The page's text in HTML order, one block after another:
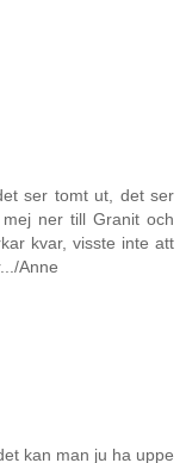
ser tomt ut, det ser
ner till Granit och
kvar, visste inte att
Anne
kan man ju ha uppe